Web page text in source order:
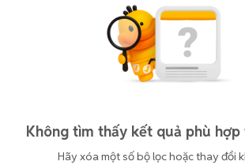
Không tìm thấy kết quả phù hợp
Hãy xóa một số bộ lọc hoặc thay đổi